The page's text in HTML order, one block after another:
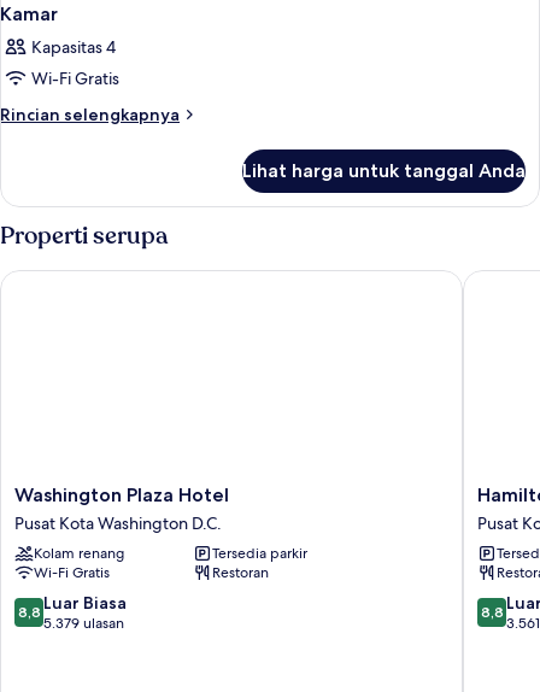
Kamar
Kapasitas 4
Wi-Fi Gratis
Rincian selengkapnya
Rincian
Kamar
Lihat harga untuk tanggal Anda
Properti serupa
Washington
Plaza
Hotel
Pusat
Kota
Washington
D.C.
Washington Plaza Hotel
Pusat Kota Washington D.C.
Kolam renang
Tersedia parkir
Wi-Fi Gratis
Restoran
8.8
dari
8,8 Luar Biasa
5.379 ulasan
Washington Plaza Hotel
Hotel
DC
Pusat
Kota
Pusat
8.8
dari
8,8